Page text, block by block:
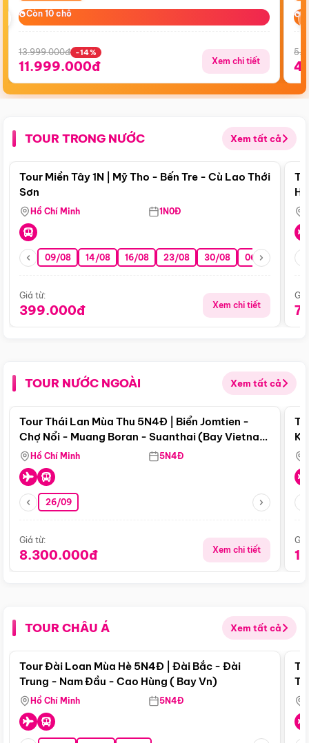
Còn 10 chỗ
Còn 10 chỗ
13.999.000đ -14%
11.999.000đ Xem chi tiết
TOUR TRONG NƯỚC Xem tất cả
Điểm nổi bật
Tour Miền Tây 1N | Mỹ Tho - Bến Tre - Cù Lao Thới
Sơn
Hồ Chí Minh 1N0Đ
09/08 14/08 16/08 23/08 30/08 06/09 13/09
Giá từ:
399.000đ Xem chi tiết
TOUR NƯỚC NGOÀI Xem tất cả
Điểm nổi bật
Tour Thái Lan Mùa Thu 5N4Đ | Biển Jomtien -
Chợ Nổi - Muang Boran - Suanthai (Bay Vietnam
Airlines)
Hồ Chí Minh 5N4Đ
26/09
Giá từ:
8.300.000đ Xem chi tiết
TOUR CHÂU Á Xem tất cả
Điểm nổi bật
Tour Đài Loan Mùa Hè 5N4Đ | Đài Bắc - Đài
Trung - Nam Đầu - Cao Hùng ( Bay Vn)
Hồ Chí Minh 5N4Đ